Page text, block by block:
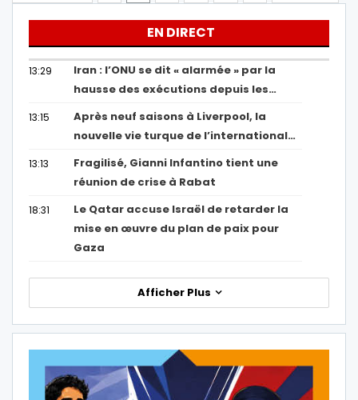
EN DIRECT
13:29
Iran : l’ONU se dit « alarmée » par la
hausse des exécutions depuis les…
13:15
Après neuf saisons à Liverpool, la
nouvelle vie turque de l’international…
13:13
Fragilisé, Gianni Infantino tient une
réunion de crise à Rabat
18:31
Le Qatar accuse Israël de retarder la
mise en œuvre du plan de paix pour
Gaza
Afficher Plus